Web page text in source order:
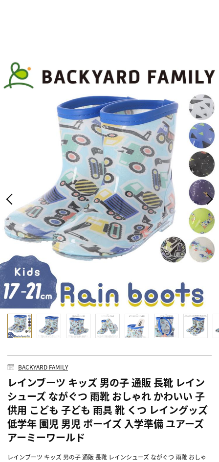
BACKYARD FAMILY
レインブーツ キッズ 男の子 通販 長靴 レイン
シューズ ながぐつ 雨靴 おしゃれ かわいい 子
供用 こども 子ども 雨具 靴 くつ レイングッズ
低学年 園児 男児 ボーイズ 入学準備 ユアーズ
アーミーワールド
レインブーツ キッズ 男の子 通販 長靴 レインシューズ ながぐつ 雨靴 おしゃ